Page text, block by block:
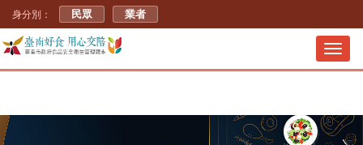
身分別： 民眾 業者